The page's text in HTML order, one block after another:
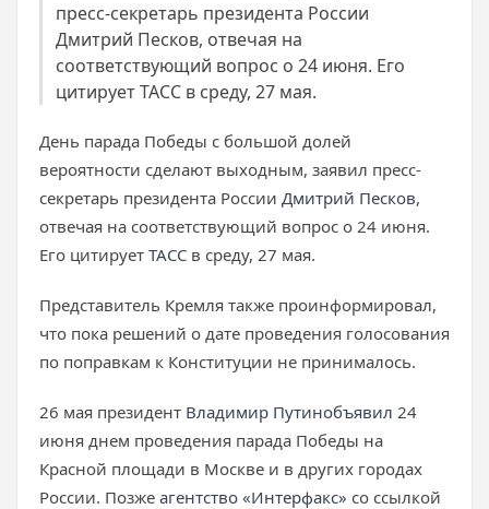
пресс-секретарь президента России
Дмитрий Песков, отвечая на
соответствующий вопрос о 24 июня. Его
цитирует ТАСС в среду, 27 мая.
День парада Победы с большой долей
вероятности сделают выходным, заявил пресс-
секретарь президента России Дмитрий Песков,
отвечая на соответствующий вопрос о 24 июня.
Его цитирует ТАСС в среду, 27 мая.
Представитель Кремля также проинформировал,
что пока решений о дате проведения голосования
по поправкам к Конституции не принималось.
26 мая президент Владимир Путинобъявил 24
июня днем проведения парада Победы на
Красной площади в Москве и в других городах
России. Позже агентство «Интерфакс» со ссылкой